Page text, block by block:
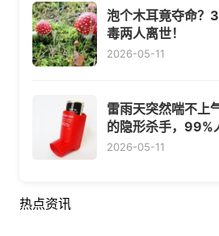
泡个木耳竟夺命
毒两人离世！
2026-05-11
雷雨天突然喘不上
的隐形杀手，99%
2026-05-11
热点资讯